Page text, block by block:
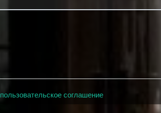
пользовательское соглашение